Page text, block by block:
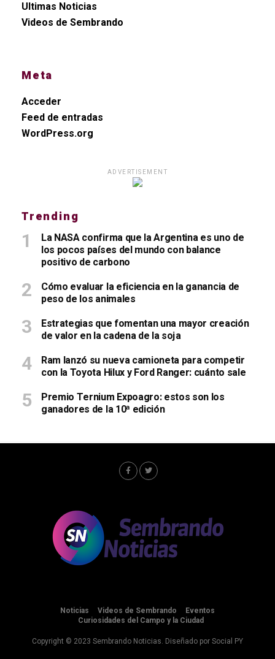
Ultimas Noticias
Videos de Sembrando
Meta
Acceder
Feed de entradas
WordPress.org
ADVERTISEMENT
Trending
La NASA confirma que la Argentina es uno de
los pocos países del mundo con balance
positivo de carbono
Cómo evaluar la eficiencia en la ganancia de
peso de los animales
Estrategias que fomentan una mayor creación
de valor en la cadena de la soja
Ram lanzó su nueva camioneta para competir
con la Toyota Hilux y Ford Ranger: cuánto sale
Premio Ternium Expoagro: estos son los
ganadores de la 10ª edición
Noticias Videos de Sembrando
Eventos
Curiosidades del Campo y la Ciudad
Copyright © 2023 Sembrando Noticias. Diseñado por Social PY